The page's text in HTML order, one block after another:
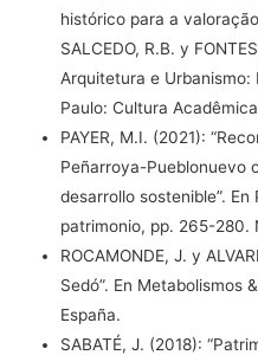
histórico para a
SALCEDO, R.B. y
Arquitetura e
Paulo: Cultura
PAYER, M.I. (2021):
Peñarroya-Pueblonuevo
desarrollo sostenible”.
patrimonio, pp. 265-280.
ROCAMONDE, J. y
Sedó”. En Metabolismos
España.
SABATÉ, J. (2018):